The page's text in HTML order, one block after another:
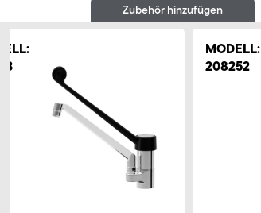
Zubehör hinzufügen
MODELL:
208252